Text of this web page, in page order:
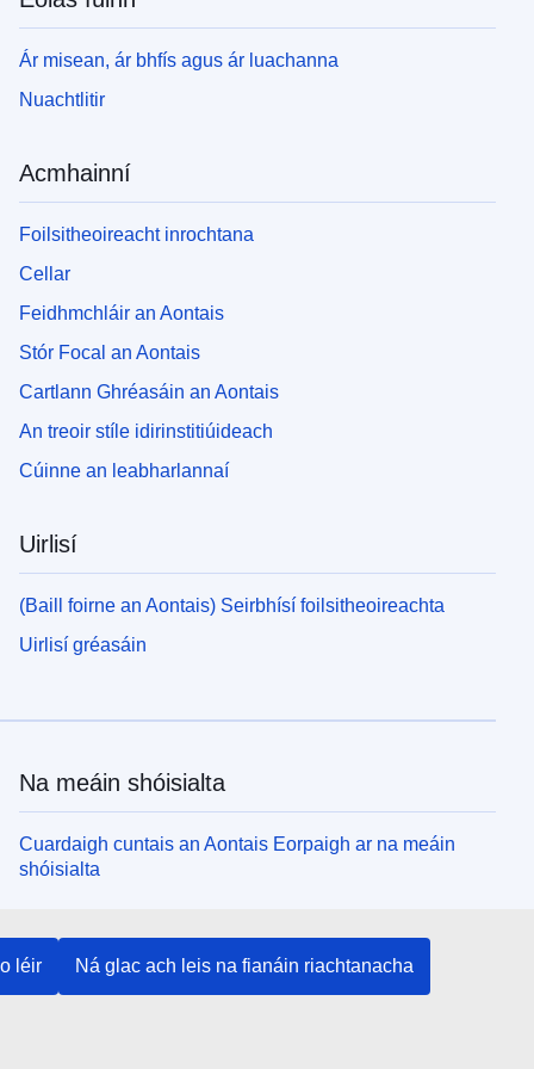
léir Ná glac ach leis na fianáin riachtanacha
Ár misean, ár bhfís agus ár luachanna
Nuachtlitir
Acmhainní
Foilsitheoireacht inrochtana
Cellar
Feidhmchláir an Aontais
Stór Focal an Aontais
Cartlann Ghréasáin an Aontais
An treoir stíle idirinstitiúideach
Cúinne an leabharlannaí
Uirlisí
(Baill foirne an Aontais) Seirbhísí foilsitheoireachta
Uirlisí gréasáin
Na meáin shóisialta
Cuardaigh cuntais an Aontais Eorpaigh ar na meáin
shóisialta
Institiúidí agus comhlachtaí an Aontais
Eorpaigh